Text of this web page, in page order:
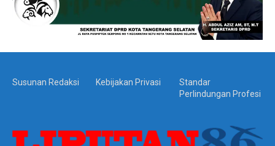
Susunan Redaksi Kebijakan Privasi
Standar
Perlindungan Profesi